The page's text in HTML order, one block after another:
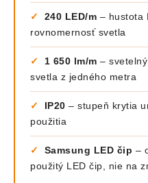
✓ 240 LED/m – hustota
rovnomernosť svetla
✓ 1 650 lm/m –
svetla z jedného metra
✓ IP20 – stupeň krytia
použitia
✓ Samsung LED čip –
použitý LED čip, nie na